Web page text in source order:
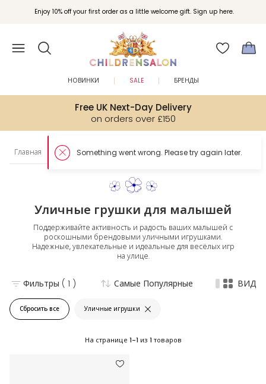
Enjoy 10% off your first order as a little welcome gift. Sign up here.
Free UK Next-Day Delivery
on orders over £150
НОВИНКИ SALE БРЕНДЫ
Главная Малыши Игрушки Уличные игрушки
Уличные грушки для малышей
Поддерживайте активность и радость ваших малышей с
роскошными брендовыми уличными игрушками.
Надежные, увлекательные и идеальные для весёлых игр
на улице.
Сбросить все Уличные игрушки
Фильтры ( 1 ) Самые Популярные ВИД
На странице 1-1 из 1 товаров
Something went wrong. Please try again later.